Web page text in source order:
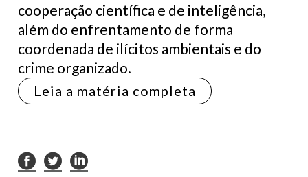
cooperação científica e de inteligência,
além do enfrentamento de forma
coordenada de ilícitos ambientais e do
crime organizado.
Leia a matéria completa